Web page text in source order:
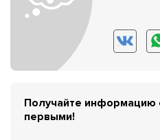
Получайте информацию
первыми!